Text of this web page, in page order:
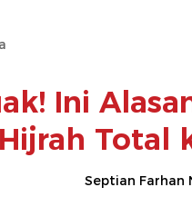
Ini
Hijrah Total
Septian Farhan